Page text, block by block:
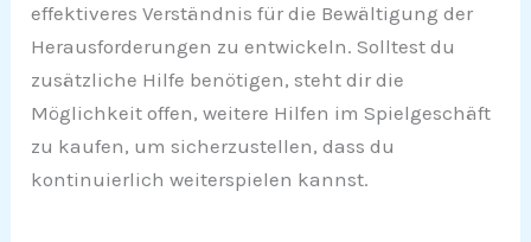
effektiveres Verständnis für die Bewältigung der
Herausforderungen zu entwickeln. Solltest du
zusätzliche Hilfe benötigen, steht dir die
Möglichkeit offen, weitere Hilfen im Spielgeschäft
zu kaufen, um sicherzustellen, dass du
kontinuierlich weiterspielen kannst.